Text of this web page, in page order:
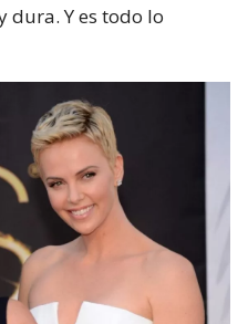
dura. Y es todo lo